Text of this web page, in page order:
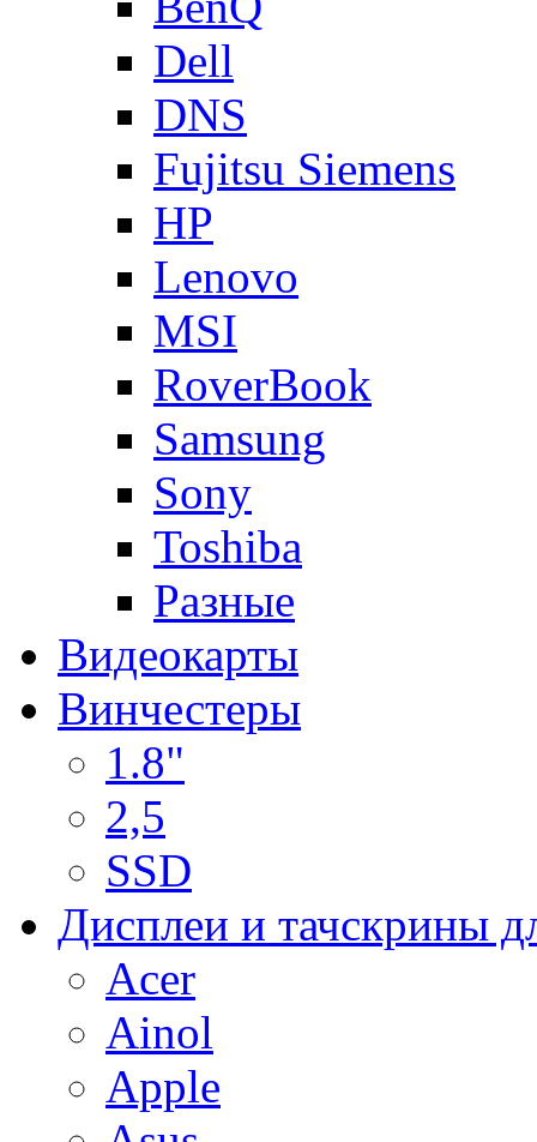
Dell
DNS
Fujitsu Siemens
HP
Lenovo
MSI
RoverBook
Samsung
Sony
Toshiba
Разные
Видеокарты
Винчестеры
1.8"
2,5
SSD
Дисплеи и тачскрины
Acer
Ainol
Apple